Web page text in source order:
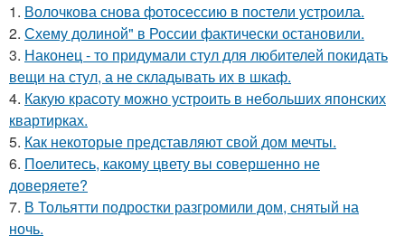
1. Волочкова снова фотосессию в постели устроила.
2. Схему долиной" в России фактически остановили.
3. Наконец - то придумали стул для любителей покидать
вещи на стул, а не складывать их в шкаф.
4. Какую красоту можно устроить в небольших японских
квартирках.
5. Как некоторые представляют свой дом мечты.
6. Поелитесь, какому цвету вы совершенно не
доверяете?
7. В Тольятти подростки разгромили дом, снятый на
ночь.